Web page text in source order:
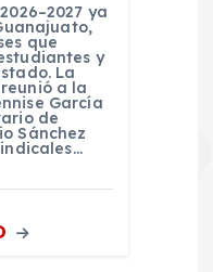
ya
que
y
La
a la
García
de
Sánchez